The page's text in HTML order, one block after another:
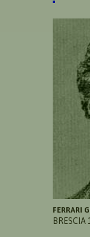
FERRARI